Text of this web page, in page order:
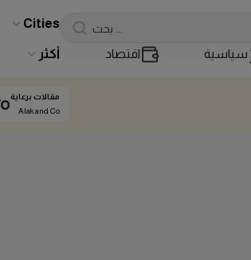
Cities
سياسية اقتصاد أكثر
مقالات برعاية
Alak and Co